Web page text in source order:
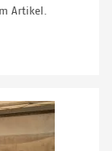
Artikel.